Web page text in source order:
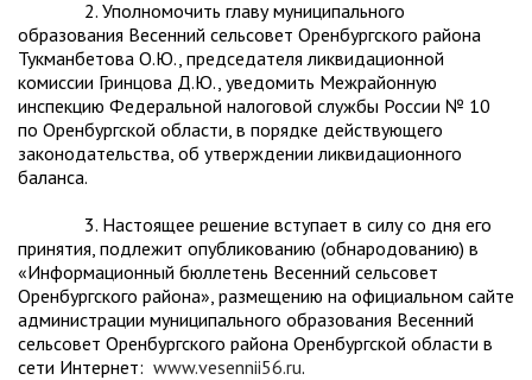
2. Уполномочить главу муниципального
образования Весенний сельсовет Оренбургского района
Тукманбетова О.Ю., председателя ликвидационной
комиссии Гринцова Д.Ю., уведомить Межрайонную
инспекцию Федеральной налоговой службы России № 10
по Оренбургской области, в порядке действующего
законодательства, об утверждении ликвидационного
баланса.
3. Настоящее решение вступает в силу со дня его
принятия, подлежит опубликованию (обнародованию) в
«Информационный бюллетень Весенний сельсовет
Оренбургского района», размещению на официальном сайте
администрации муниципального образования Весенний
сельсовет Оренбургского района Оренбургской области в
сети Интернет: www.vesennii56.ru.